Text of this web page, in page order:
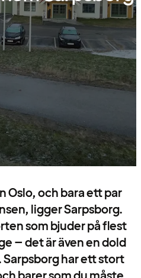
Oslo, och bara ett par
ligger Sarpsborg.
som bjuder på flest
– det är även en dold
har ett stort